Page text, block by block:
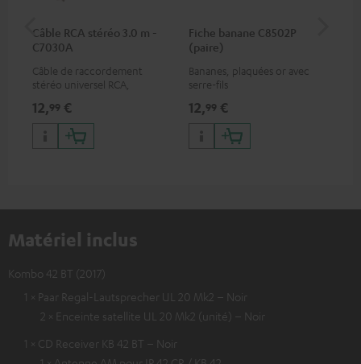
Câble RCA stéréo 3.0 m -
C7030A
Câble de raccordement
stéréo universel RCA,
appareils équipés de prises
12,99 €
Fiche banane C8502P
(paire)
Bananes, plaquées or avec
serre-fils
12,99 €
Matériel inclus
Kombo 42 BT (2017)
1 × Paar Regal-Lautsprecher UL 20 Mk2 – Noir
2 × Enceinte satellite UL 20 Mk2 (unité) – Noir
1 × CD Receiver KB 42 BT – Noir